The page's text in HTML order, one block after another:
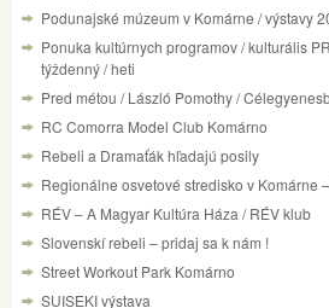
Podunajské múzeum v Komárne / výstavy
Ponuka kultúrnych programov / kulturális
týždenný / heti
Pred métou / László Pomothy /
RC Comorra Model Club Komárno
Rebeli a Dramaťák hľadajú posily
Regionálne osvetové stredisko v Komárne
RÉV – A Magyar Kultúra Háza / RÉV klub
Slovenskí rebeli – pridaj sa k nám !
Street Workout Park Komárno
SUISEKI výstava